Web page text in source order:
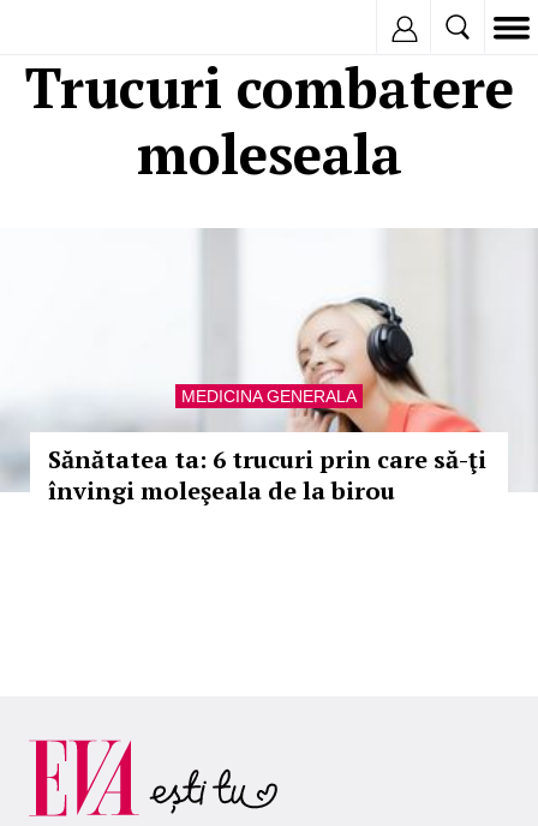
Trucuri combatere
moleseala
MEDICINA GENERALA
Sănătatea ta: 6 trucuri prin care să-ţi
învingi moleşeala de la birou